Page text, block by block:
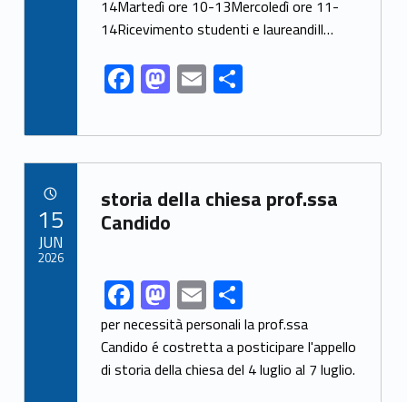
o
k
n
14Martedì ore 10-13Mercoledì ore 11-
14Ricevimento studenti e laureandiIl…
F
ac
e
b
o
o
M
as
to
d
o
n
E
m
ai
l
S
ar
e
Link identifier archive #link-archive-31492
storia della chiesa prof.ssa
Candido
Link identifier share facebook archive #share-link-archive-51103F
ac
e
b
M
as
to
d
E
m
ai
l
S
h
ar
e
per necessità personali la prof.ssa
Candido é costretta a posticipare l'appello
di storia della chiesa del 4 luglio al 7 luglio.
15
JUN
2026